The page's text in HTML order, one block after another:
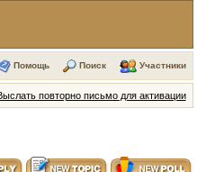
Помощь Поиск Участники
повторно письмо для активации